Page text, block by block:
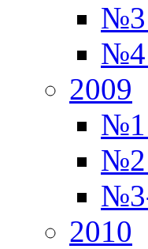
№3
№4
2009
№1
№2
2010